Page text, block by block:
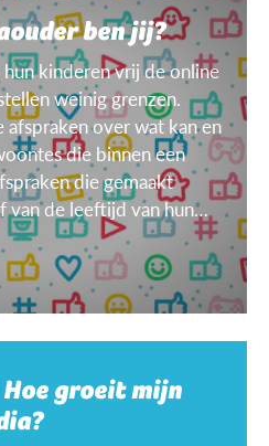
ben jij?
kinderen vrij de online
weinig grenzen.
over wat kan en
die binnen een
die gemaakt
van de leeftijd van hun
toestel, het weer ...
Hoe groeit mijn